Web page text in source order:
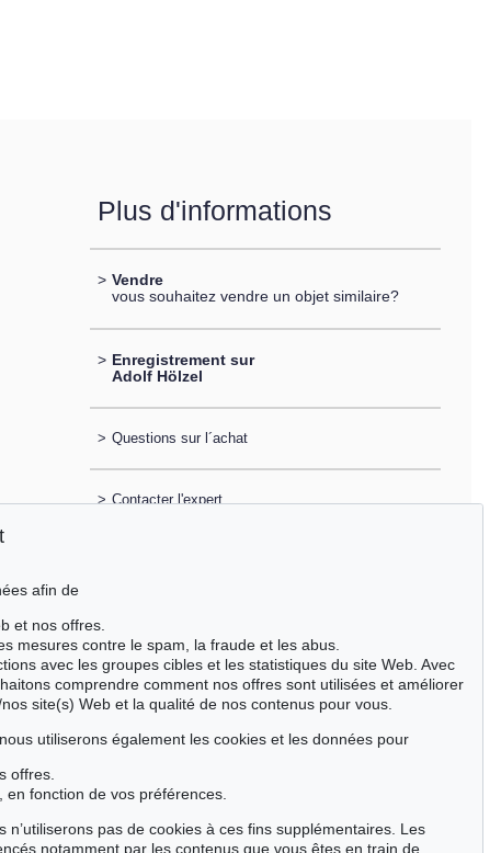
Plus d'informations
> Vendre
vous souhaitez vendre un objet similaire?
> Enregistrement sur
Adolf Hölzel
> Questions sur l´achat
> Contacter l'expert
afin de
et nos offres.
mesures contre le spam, la fraude et les abus.
avec les groupes cibles et les statistiques du site Web. Avec
comprendre comment nos offres sont utilisées et améliorer
site(s) Web et la qualité de nos contenus pour vous.
utiliserons également les cookies et les données pour
offres.
fonction de vos préférences.
n’utiliserons pas de cookies à ces fins supplémentaires. Les
notamment par les contenus que vous êtes en train de